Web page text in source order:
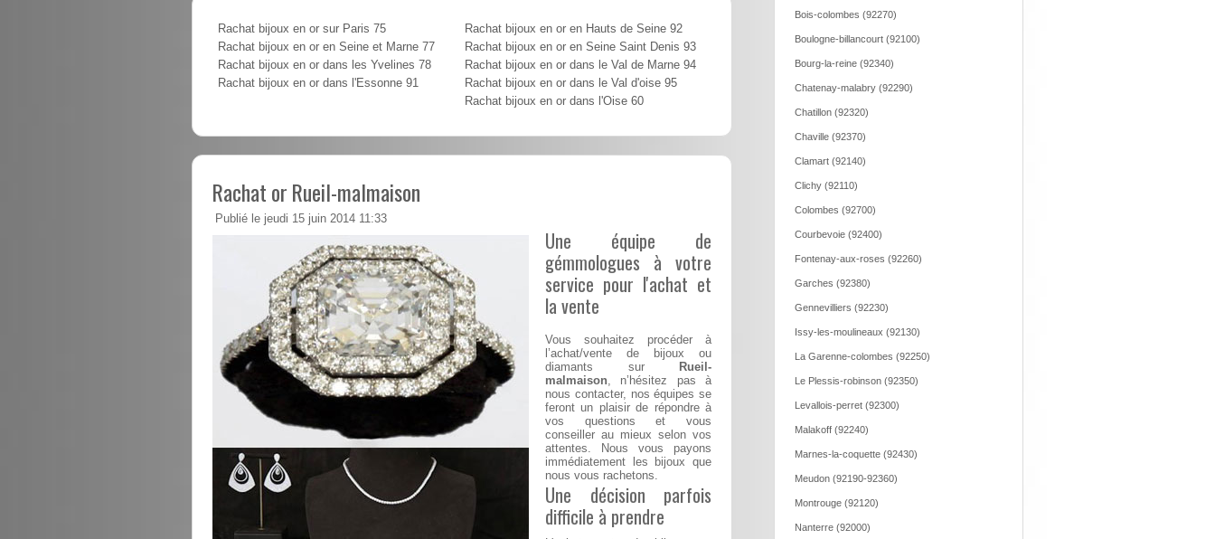
Rachat bijoux en or sur Paris 75
Rachat bijoux en or en Seine et Marne 77
Rachat bijoux en or dans les Yvelines 78
Rachat bijoux en or dans l'Essonne 91
Rachat bijoux en or en Hauts de Seine 92
Rachat bijoux en or en Seine Saint Denis 93
Rachat bijoux en or dans le Val de Marne 94
Rachat bijoux en or dans le Val d'oise 95
Rachat bijoux en or dans l'Oise 60
Rachat or Rueil-malmaison
Publié le jeudi 15 juin 2014 11:33
Une équipe de
gémmologues à votre
service pour l'achat et
la vente
Vous souhaitez procéder à
l’achat/vente de bijoux ou
diamants sur
Rueil-
malmaison, n’hésitez pas à
nous contacter, nos équipes se
feront un plaisir de répondre à
vos questions et vous
conseiller au mieux selon vos
attentes. Nous vous payons
immédiatement les bijoux que
nous vous rachetons.
Une décision parfois
difficile à prendre
Bois-colombes (92270)
Boulogne-billancourt (92100)
Bourg-la-reine (92340)
Chatenay-malabry (92290)
Chatillon (92320)
Chaville (92370)
Clamart (92140)
Clichy (92110)
Colombes (92700)
Courbevoie (92400)
Fontenay-aux-roses (92260)
Garches (92380)
Gennevilliers (92230)
Issy-les-moulineaux (92130)
La Garenne-colombes (92250)
Le Plessis-robinson (92350)
Levallois-perret (92300)
Malakoff (92240)
Marnes-la-coquette (92430)
Meudon (92190-92360)
Montrouge (92120)
Nanterre (92000)